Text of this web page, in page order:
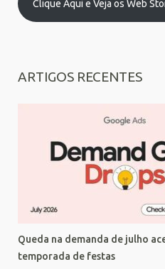
Clique Aqui e Veja os Web
ARTIGOS RECENTES
Queda na demanda de julho
temporada de festas